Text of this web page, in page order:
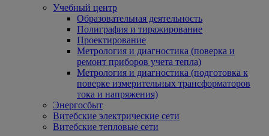
Учебный центр
Образовательная деятельность
Полиграфия и тиражирование
Проектирование
Метрология и диагностика (поверка и
ремонт приборов учета тепла)
Метрология и диагностика (подготовка к
поверке измерительных трансформаторов
тока и напряжения)
Энергосбыт
Витебские электрические сети
Витебские тепловые сети